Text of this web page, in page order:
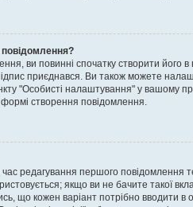
ви повинні спочатку створити його
приєднався. Ви також можете
"Особисті налаштування" у вашому
створення повідомлення.
час редагування першого повідомлення
якщо ви не бачите такої
що кожен варіант потрібно вводити в